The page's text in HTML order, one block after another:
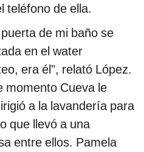
teléfono de ella.
de mi baño se
en el water
era él", relató López.
momento Cueva le
a la lavandería para
que llevó a una
entre ellos. Pamela